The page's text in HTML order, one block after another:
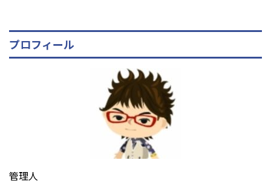
プロフィール
管理人